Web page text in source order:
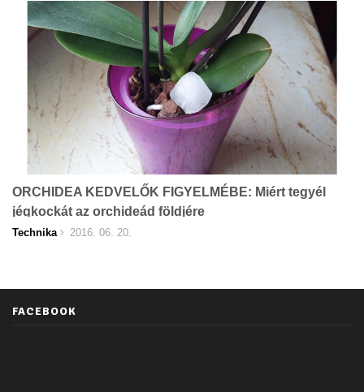
ORCHIDEA KEDVELŐK FIGYELMÉBE: Miért tegyél
jégkockát az orchideád földjére
Technika 2016. 06. 20.
FACEBOOK